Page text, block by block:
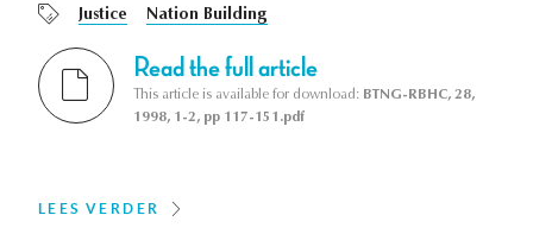
Justice Nation Building
Read the full article
This article is available for download: BTNG-RBHC, 28,
1998, 1-2, pp 117-151.pdf
LEES VERDER